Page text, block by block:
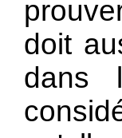
doit
dans